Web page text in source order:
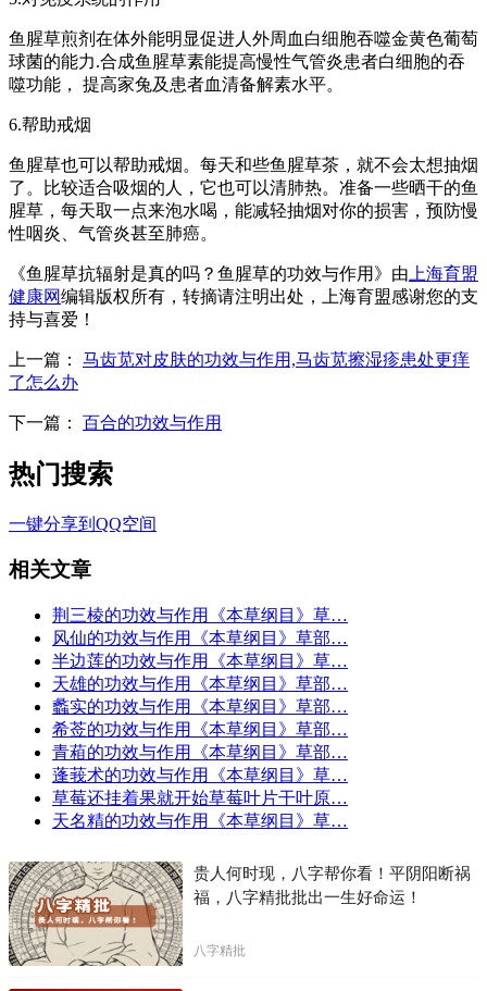
鱼腥草煎剂在体外能明显促进人外周血白细胞吞噬金黄色葡萄
球菌的能力.合成鱼腥草素能提高慢性气管炎患者白细胞的吞
噬功能， 提高家兔及患者血清备解素水平。
6.帮助戒烟
鱼腥草也可以帮助戒烟。每天和些鱼腥草茶，就不会太想抽烟
了。比较适合吸烟的人，它也可以清肺热。准备一些晒干的鱼
腥草，每天取一点来泡水喝，能减轻抽烟对你的损害，预防慢
性咽炎、气管炎甚至肺癌。
《鱼腥草抗辐射是真的吗？鱼腥草的功效与作用》由 上海育盟
健康网编辑版权所有，转摘请注明出处，上海育盟感谢您的支
持与喜爱！
上一篇： 马齿苋对皮肤的功效与作用,马齿苋擦湿疹患处更痒
了怎么办
下一篇： 百合的功效与作用
热门搜索
一键分享到QQ空间
相关文章
荆三棱的功效与作用《本草纲目》草…
风仙的功效与作用《本草纲目》草部…
半边莲的功效与作用《本草纲目》草…
天雄的功效与作用《本草纲目》草部…
蠡实的功效与作用《本草纲目》草部…
希莶的功效与作用《本草纲目》草部…
青葙的功效与作用《本草纲目》草部…
蓬莪术的功效与作用《本草纲目》草…
草莓还挂着果就开始草莓叶片干叶原…
天名精的功效与作用《本草纲目》草…
贵人何时现，八字帮你看！平阴阳断祸
福，八字精批批出一生好命运！
八字精批